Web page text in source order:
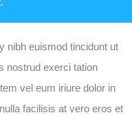
nibh euismod tincidunt ut
nostrud exerci tation
vel eum iriure dolor in
facilisis at vero eros et